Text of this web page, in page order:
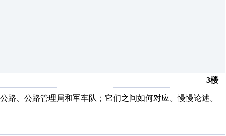
3楼
、公路管理局和军车队；它们之间如何对应。慢慢论述。